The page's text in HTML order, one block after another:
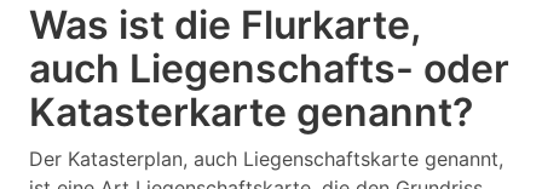
Was ist die Flurkarte,
auch Liegenschafts- oder
Katasterkarte genannt?
Der Katasterplan, auch Liegenschaftskarte genannt,